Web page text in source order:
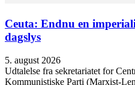
Ceuta: Endnu en
dagslys
5. august 2026
Udtalelse fra sekretariatet for
Kommunistiske Parti (Marxist-